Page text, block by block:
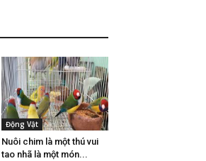
Động Vật
Nuôi chim là một thú vui
tao nhã là một món...